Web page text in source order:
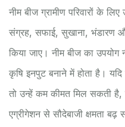
नीम बीज ग्रामीण परिवारों के
संग्रह, सफाई, सुखाना, भंडारण
किया जाए। नीम बीज का
कृषि इनपुट बनाने में होता है।
तो उन्हें कम कीमत मिल सकती
एग्रीगेशन से सौदेबाजी क्षमता